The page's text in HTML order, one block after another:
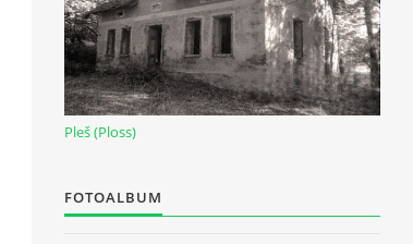
Pleš (Ploss)
FOTOALBUM